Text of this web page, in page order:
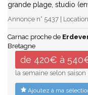
grande plage, studio
Annonce n° 5437 |
Carnac proche de
Bretagne
de 420€ à
la semaine selon saison
Ajoutez à ma